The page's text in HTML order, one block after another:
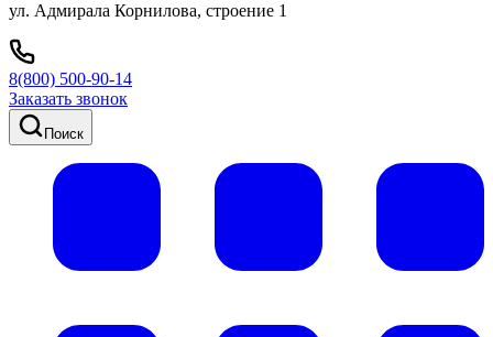
ул. Адмирала Корнилова, строение 1
8(800) 500-90-14
Заказать звонок
Поиск